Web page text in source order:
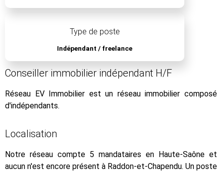
Type de poste
Indépendant / freelance
Conseiller immobilier indépendant H/F
Réseau EV Immobilier est un réseau immobilier composé
d'indépendants.
Localisation
Notre réseau compte 5 mandataires en Haute-Saône et
aucun n'est encore présent à Raddon-et-Chapendu. Un poste